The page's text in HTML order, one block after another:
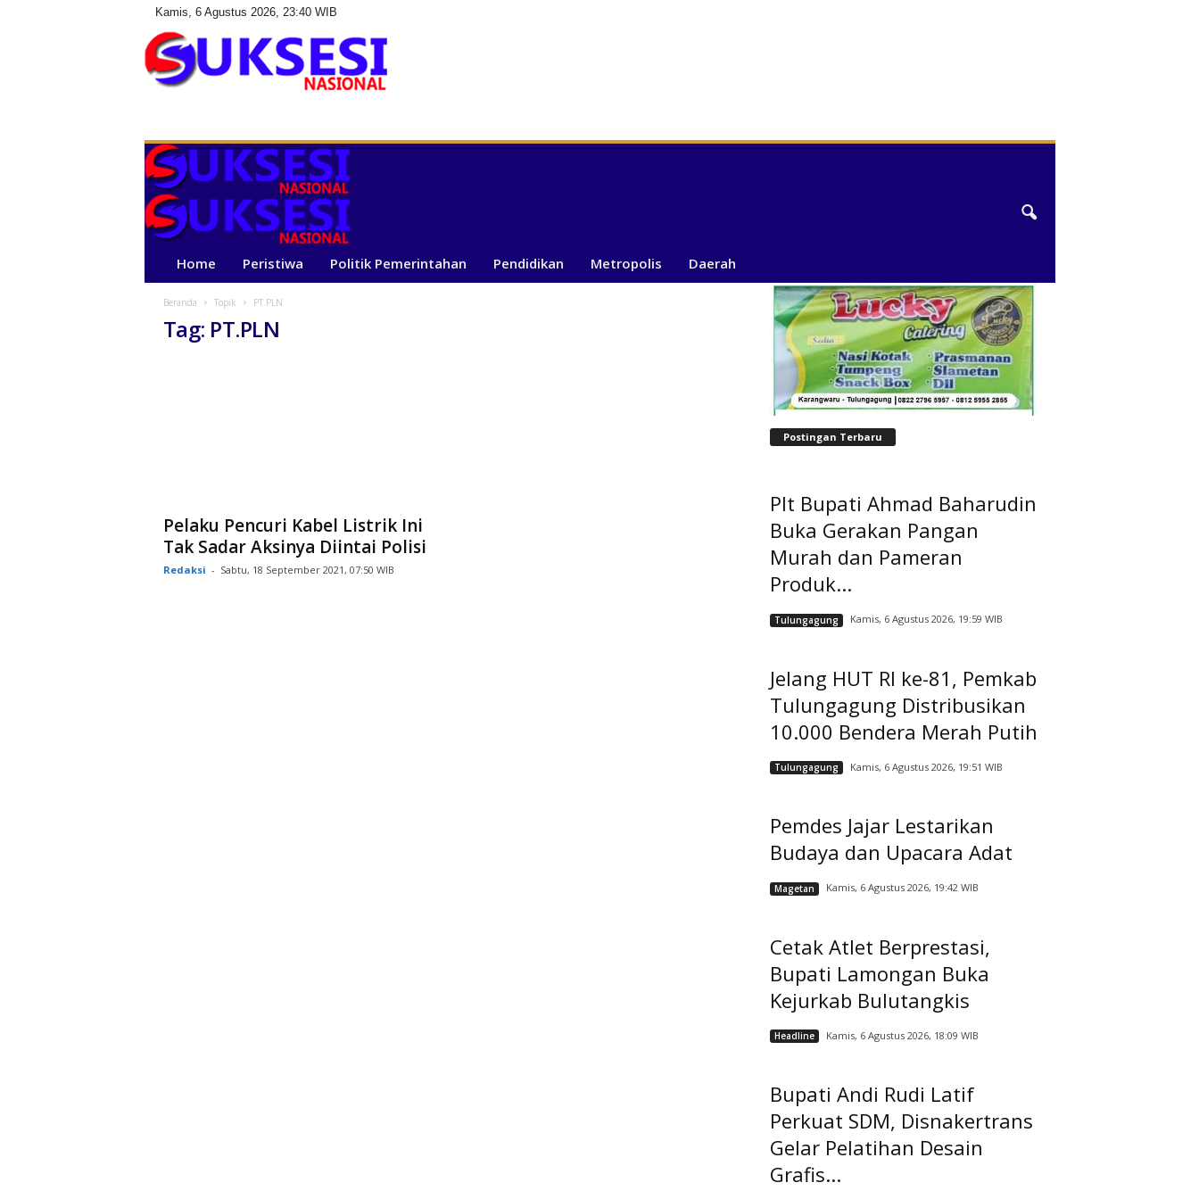
Kamis, 6 Agustus 2026, 23:40 WIB
s
e
i
N
i
Home Peristiwa Politik Pemerintahan Pendidikan Metropolis Daerah
Beranda Topik PT.PLN
Tag: PT.PLN
Pelaku Pencuri Kabel Listrik Ini
Tak Sadar Aksinya Diintai Polisi
Redaksi - Sabtu, 18 September 2021, 07:50 WIB
Postingan Terbaru
Plt Bupati Ahmad Baharudin
Buka Gerakan Pangan
Murah dan Pameran
Produk...
Tulungagung Kamis, 6 Agustus 2026, 19:59 WIB
Jelang HUT RI ke-81, Pemkab
Tulungagung Distribusikan
10.000 Bendera Merah Putih
Tulungagung Kamis, 6 Agustus 2026, 19:51 WIB
Pemdes Jajar Lestarikan
Budaya dan Upacara Adat
Magetan Kamis, 6 Agustus 2026, 19:42 WIB
Cetak Atlet Berprestasi,
Bupati Lamongan Buka
Kejurkab Bulutangkis
Headline Kamis, 6 Agustus 2026, 18:09 WIB
Bupati Andi Rudi Latif
Perkuat SDM, Disnakertrans
Gelar Pelatihan Desain
Grafis...